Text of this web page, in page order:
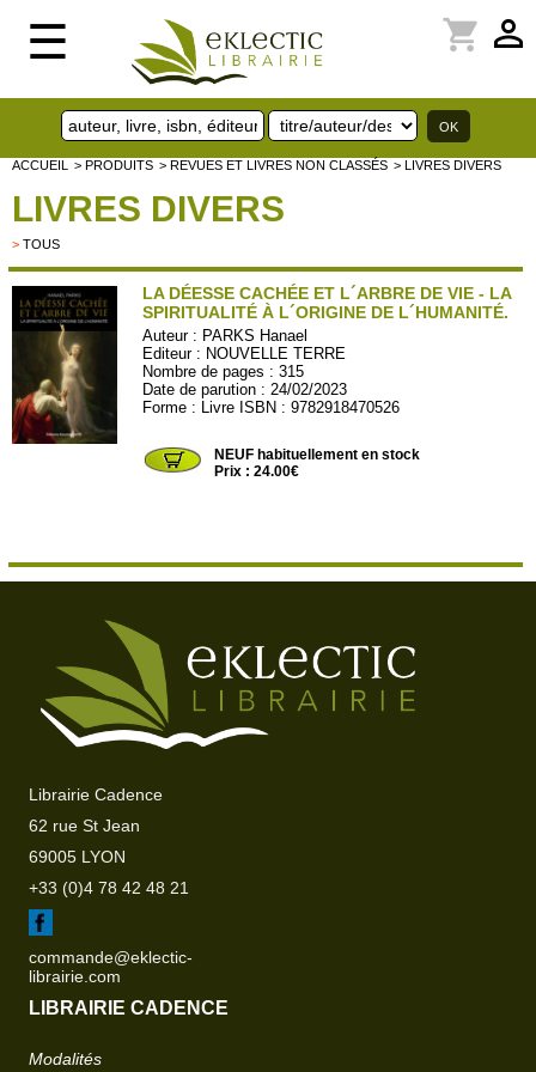
☰ perm_identity
shopping_cart
ACCUEIL > PRODUITS > REVUES ET LIVRES NON CLASSÉS > LIVRES DIVERS
LIVRES DIVERS
> TOUS
LA DÉESSE CACHÉE ET L´ARBRE DE VIE - LA
SPIRITUALITÉ À L´ORIGINE DE L´HUMANITÉ.
Auteur : PARKS Hanael
Editeur : NOUVELLE TERRE
Nombre de pages : 315
Date de parution : 24/02/2023
Forme : Livre ISBN : 9782918470526
NEUF habituellement en stock
Prix : 24.00€
Librairie Cadence
62 rue St Jean
69005 LYON
+33 (0)4 78 42 48 21
commande@eklectic-
librairie.com
LIBRAIRIE CADENCE
Modalités